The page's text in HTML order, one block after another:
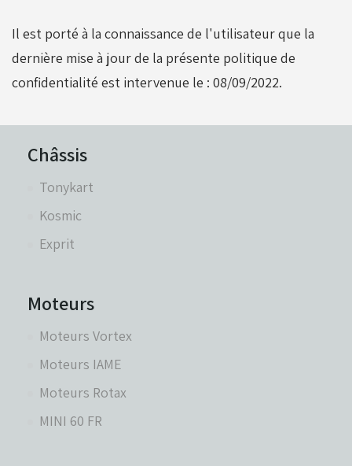
Il est porté à la connaissance de l'utilisateur que la
dernière mise à jour de la présente politique de
confidentialité est intervenue le : 08/09/2022.
Châssis
Tonykart
Kosmic
Exprit
Moteurs
Moteurs Vortex
Moteurs IAME
Moteurs Rotax
MINI 60 FR